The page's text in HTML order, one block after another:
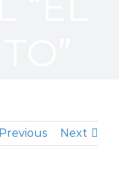
Previous Next